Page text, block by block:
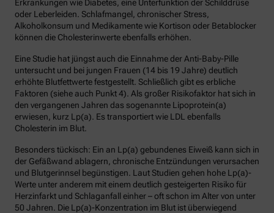
Erkrankungen wie Diabetes, eine Unterfunktion der Schilddrüse
oder Leberleiden. Schlafmangel, chronischer Stress,
Alkoholkonsum und Medikamente wie Kortison oder Betablocker
können die Cholesterinwerte ebenfalls erhöhen.
Eine Studie hat jüngst auch die Einnahme der Anti-Baby-Pille
untersucht und bei jungen Frauen (14 bis 19 Jahre) deutlich
erhöhte Blutfettwerte festgestellt. Schließlich gibt es erbliche
Faktoren (siehe auch Punkt 4). Als großer Risikofaktor hat sich in
den vergangenen Jahren das sogenannte Lipoprotein(a)
erwiesen, kurz Lp(a). Es transportiert wie LDL ebenfalls
Cholesterin im Blut.
Besonders tückisch: Ein an Lp(a) gebundenes Eiweiß kann sich in
der Gefäßwand ablagern, chronische Entzündungen verursachen
und Blutgerinnsel begünstigen. Laut Studien gehen hohe Lp(a)-
Werte unter anderem mit einem deutlich gesteigerten Risiko für
Herzinfarkt und Schlaganfall einher – oft schon im Alter von unter
50 Jahren. Die Lp(a)-Konzentration im Blut ist überwiegend